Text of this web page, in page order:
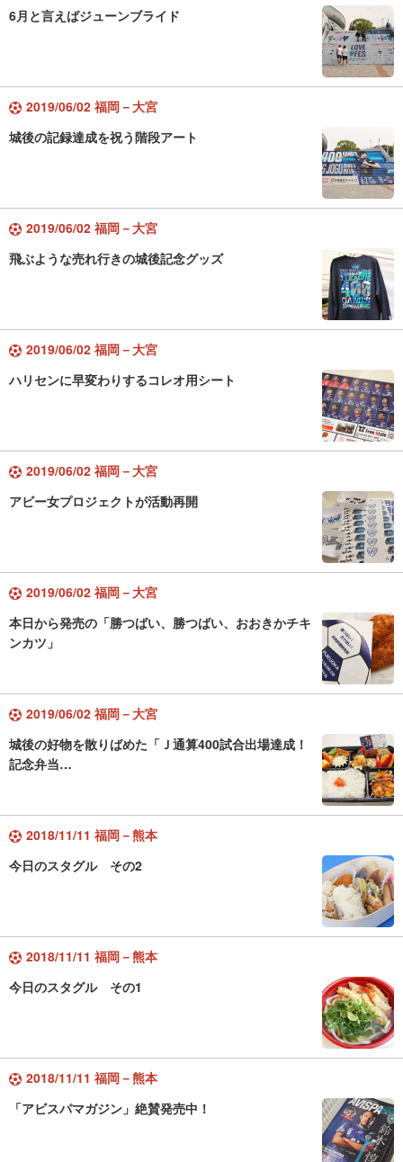
6月と言えばジューンブライド
2019/06/02 福岡－大宮
城後の記録達成を祝う階段アート
2019/06/02 福岡－大宮
飛ぶような売れ行きの城後記念グッズ
2019/06/02 福岡－大宮
ハリセンに早変わりするコレオ用シート
2019/06/02 福岡－大宮
アビー女プロジェクトが活動再開
2019/06/02 福岡－大宮
本日から発売の「勝つばい、勝つばい、おおきかチキ
ンカツ」
2019/06/02 福岡－大宮
城後の好物を散りばめた「Ｊ通算400試合出場達成！
記念弁当…
2018/11/11 福岡－熊本
今日のスタグル その2
2018/11/11 福岡－熊本
今日のスタグル その1
2018/11/11 福岡－熊本
「アビスパマガジン」絶賛発売中！